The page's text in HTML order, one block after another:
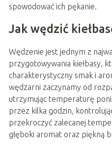
spowodować ich pękanie.
Jak wędzić
Wędzenie jest jednym z
przygotowywania kiełbasy,
charakterystyczny smak i
wędzarni zaczynamy od
utrzymując temperaturę
przez kilka godzin,
przekroczyć zalecanej
głęboki aromat oraz piękną